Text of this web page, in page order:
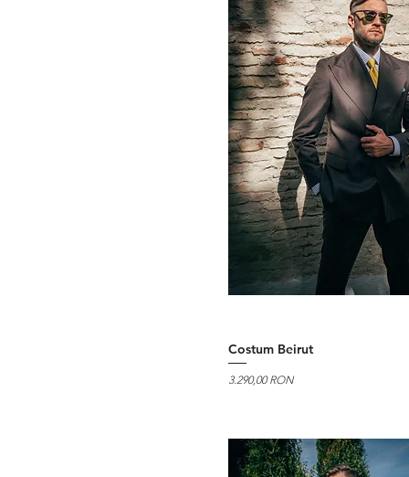
Costum Beirut
Preț
3.290,00 RON